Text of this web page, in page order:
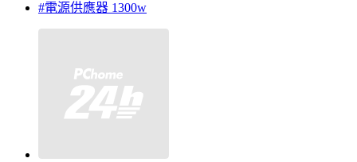
#電源供應器 1300w